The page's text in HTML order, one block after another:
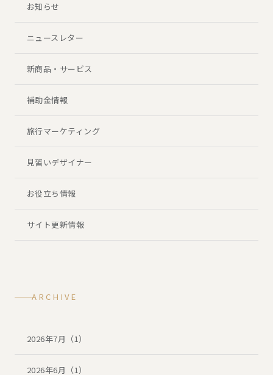
お知らせ
ニュースレター
新商品・サービス
補助金情報
旅行マーケティング
見習いデザイナー
お役立ち情報
サイト更新情報
ARCHIVE
2026年7月（1）
2026年6月（1）